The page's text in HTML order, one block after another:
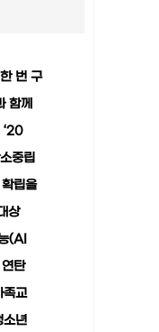
번 구
함께
‘20
중립
립을
상
(AI
탄
족교
소년